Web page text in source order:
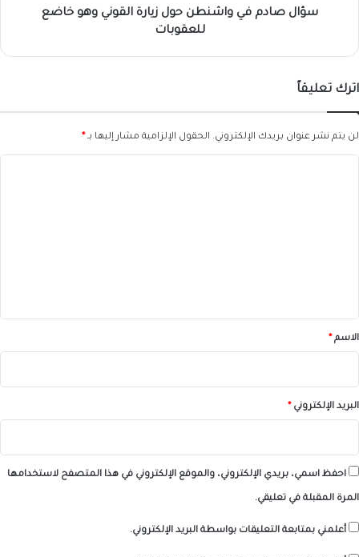
للعقوباتسؤال صادم في واشنطن حول زيارة القوني وهو خاضع
للعقوبات
اترك تعليقاً
لن يتم نشر عنوان بريدك الإلكتروني. الحقول الإلزامية مشار إليها بـ *
*الاسم *
البريد الإلكتروني *
احفظ اسمي، بريدي الإلكتروني، والموقع الإلكتروني في هذا المتصفح لاستخدامها
المرة المقبلة في تعليقي.
أعلمني بمتابعة التعليقات بواسطة البريد الإلكتروني.